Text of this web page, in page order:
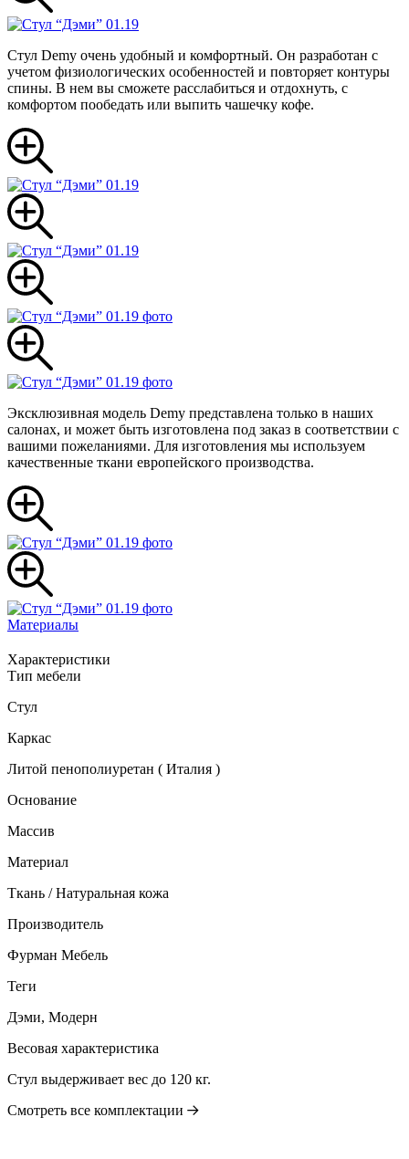
Стул Demy очень удобный и комфортный. Он разработан с
учетом физиологических особенностей и повторяет контуры
спины. В нем вы сможете расслабиться и отдохнуть, с
комфортом пообедать или выпить чашечку кофе.
Эксклюзивная модель Demy представлена только в наших
салонах, и может быть изготовлена под заказ в соответствии с
вашими пожеланиями. Для изготовления мы используем
качественные ткани европейского производства.
Материалы
Характеристики
Тип мебели
Стул
Каркас
Литой пенополиуретан ( Италия )
Основание
Массив
Материал
Ткань / Натуральная кожа
Производитель
Фурман Мебель
Теги
Дэми, Модерн
Весовая характеристика
Стул выдерживает вес до 120 кг.
Смотреть все комплектации